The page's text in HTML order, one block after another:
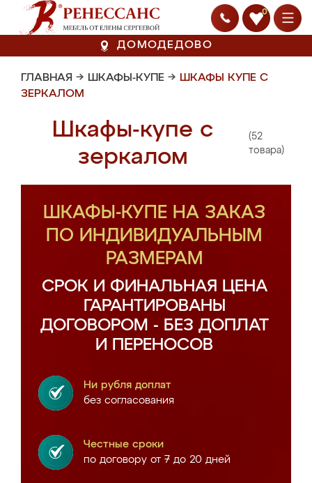
0
ДОМОДЕДОВО
ГЛАВНАЯ → ШКАФЫ-КУПЕ → ШКАФЫ КУПЕ С
ЗЕРКАЛОМ
Шкафы-купе с
зеркалом
(52
товара)
ШКАФЫ-КУПЕ НА ЗАКАЗ
ПО ИНДИВИДУАЛЬНЫМ
РАЗМЕРАМ
СРОК И ФИНАЛЬНАЯ ЦЕНА
ГАРАНТИРОВАНЫ
ДОГОВОРОМ - БЕЗ ДОПЛАТ
И ПЕРЕНОСОВ
Ни рубля доплат
без согласования
Честные сроки
по договору от 7 до 20 дней